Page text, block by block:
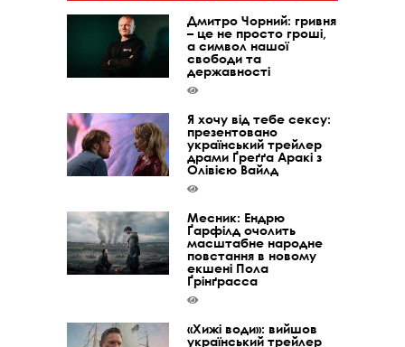
Дмитро Чорний: гривня
– це не просто гроші,
а символ нашої
свободи та
державності
Я хочу від тебе сексу:
презентовано
український трейлер
драми Ґреґґа Аракі з
Олівією Вайлд
Месник: Ендрю
Ґарфілд очолить
масштабне народне
повстання в новому
екшені Пола
Ґрінґрасса
«Хижі води»: вийшов
український трейлер